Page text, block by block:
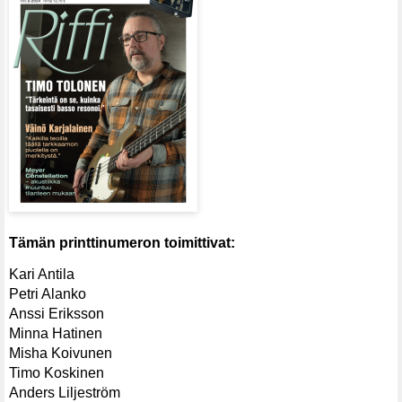
Tämän printtinumeron toimittivat:
Kari Antila
Petri Alanko
Anssi Eriksson
Minna Hatinen
Misha Koivunen
Timo Koskinen
Anders Liljeström